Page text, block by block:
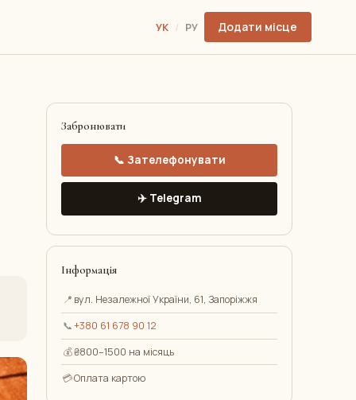
УК / РУ Додати місце
Забронювати
📞 Зателефонувати
✈️ Telegram
Інформація
📍 вул. Незалежної України, 61, Запоріжжя
📞+380 61 678 90 12
💰₴800–1500 на місяць
💳Оплата картою